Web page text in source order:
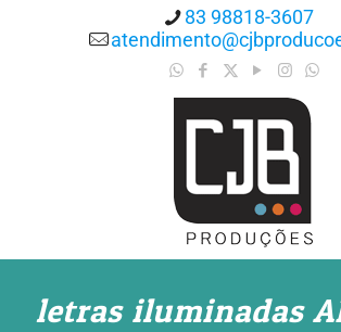
83 98818-3607
letras iluminadas